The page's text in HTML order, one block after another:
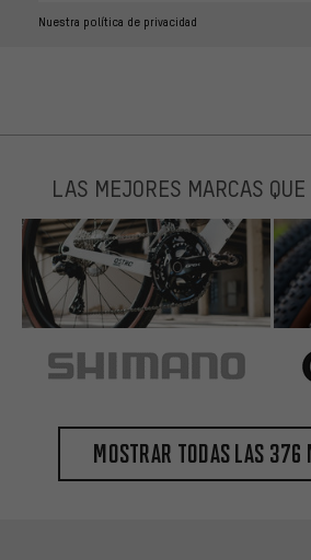
Nuestra política de privacidad
LAS MEJORES MARCAS
Mostrar todas las 376